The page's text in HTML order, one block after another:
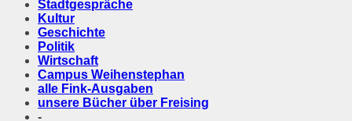
Stadtgespräche
Kultur
Geschichte
Politik
Wirtschaft
Campus Weihenstephan
alle Fink-Ausgaben
unsere Bücher über Freising
-